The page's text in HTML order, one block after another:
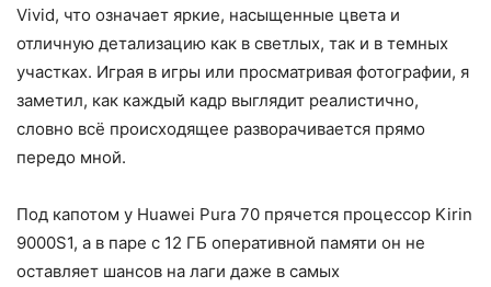
Vivid, что означает яркие, насыщенные цвета и
отличную детализацию как в светлых, так и в темных
участках. Играя в игры или просматривая фотографии, я
заметил, как каждый кадр выглядит реалистично,
словно всё происходящее разворачивается прямо
передо мной.
Под капотом у Huawei Pura 70 прячется процессор Kirin
9000S1, а в паре с 12 ГБ оперативной памяти он не
оставляет шансов на лаги даже в самых